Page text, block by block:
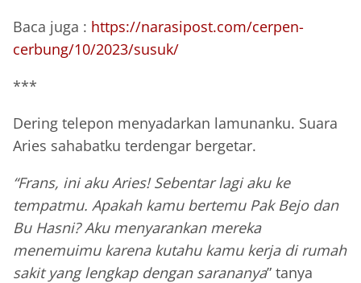
Baca juga : https://narasipost.com/cerpen-
cerbung/10/2023/susuk/
***
Dering telepon menyadarkan lamunanku. Suara
Aries sahabatku terdengar bergetar.
“Frans, ini aku Aries! Sebentar lagi aku ke
tempatmu. Apakah kamu bertemu Pak Bejo dan
Bu Hasni? Aku menyarankan mereka
menemuimu karena kutahu kamu kerja di rumah
sakit yang lengkap dengan sarananya” tanya